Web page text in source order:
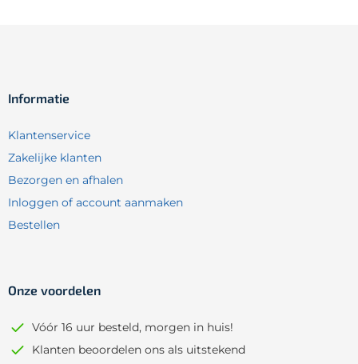
Informatie
Klantenservice
Zakelijke klanten
Bezorgen en afhalen
Inloggen of account aanmaken
Bestellen
Onze voordelen
Vóór 16 uur besteld, morgen in huis!
Klanten beoordelen ons als uitstekend